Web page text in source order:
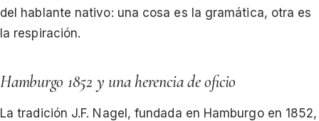
del hablante nativo: una cosa es la gramática, otra es
la respiración.
Hamburgo 1852 y una herencia de oficio
La tradición J.F. Nagel, fundada en Hamburgo en 1852,